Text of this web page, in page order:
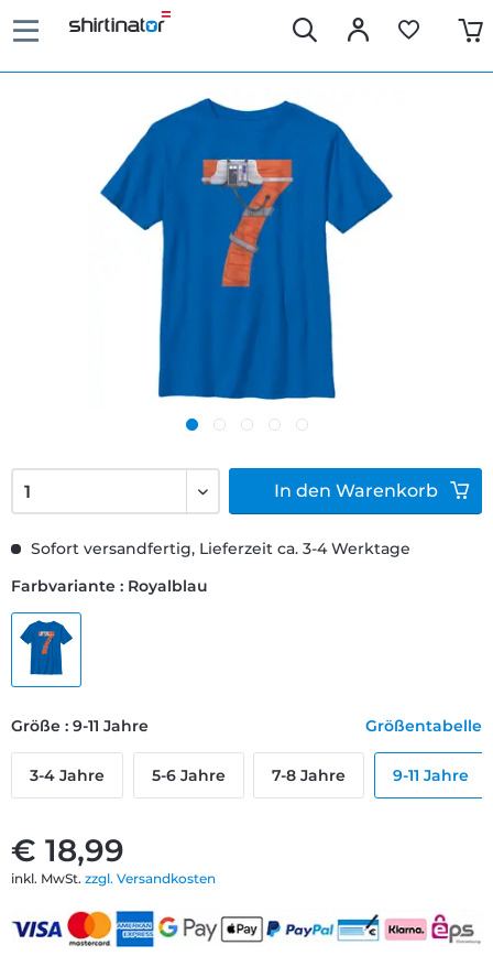
€ 18,99
inkl. MwSt. zzgl. Versandkosten
Sofort versandfertig, Lieferzeit ca. 3-4 Werktage
Farbvariante : Royalblau
Größe : 9-11 Jahre Größentabelle
3-4 Jahre 5-6 Jahre 7-8 Jahre 9-11 Jahre
In den Warenkorb